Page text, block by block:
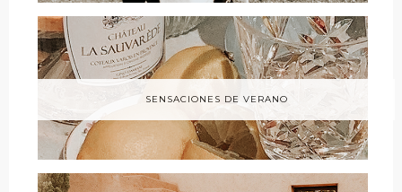
SENSACIONES DE VERANO